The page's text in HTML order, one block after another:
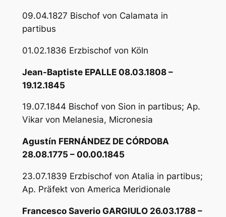
09.04.1827 Bischof von Calamata in
partibus
01.02.1836 Erzbischof von Köln
Jean-Baptiste EPALLE 08.03.1808 –
19.12.1845
19.07.1844 Bischof von Sion in partibus; Ap.
Vikar von Melanesia, Micronesia
Agustín FERNÁNDEZ DE CÓRDOBA
28.08.1775 – 00.00.1845
23.07.1839 Erzbischof von Atalia in partibus;
Ap. Präfekt von America Meridionale
Francesco Saverio GARGIULO 26.03.1788 –